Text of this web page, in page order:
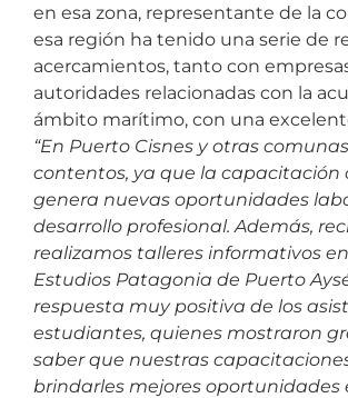
en esa zona, representante de la
esa región ha tenido una serie de
acercamientos, tanto con
autoridades relacionadas con la
ámbito marítimo, con una
“En Puerto Cisnes y otras
contentos, ya que la capacitación
genera nuevas oportunidades
desarrollo profesional. Además,
realizamos talleres informativos
Estudios Patagonia de Puerto
respuesta muy positiva de los
estudiantes, quienes mostraron
saber que nuestras
brindarles mejores oportunidades